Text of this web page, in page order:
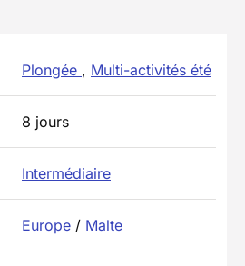
Plongée , Multi-activités été
8 jours
Intermédiaire
Europe / Malte